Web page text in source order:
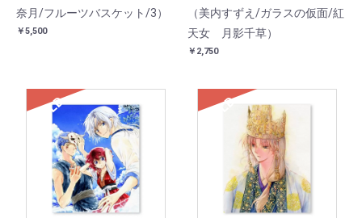
奈月/フルーツバスケット/3）
￥5,500
（美内すずえ/ガラスの仮面/紅
天女 月影千草）
￥2,750
SOLD SOLD